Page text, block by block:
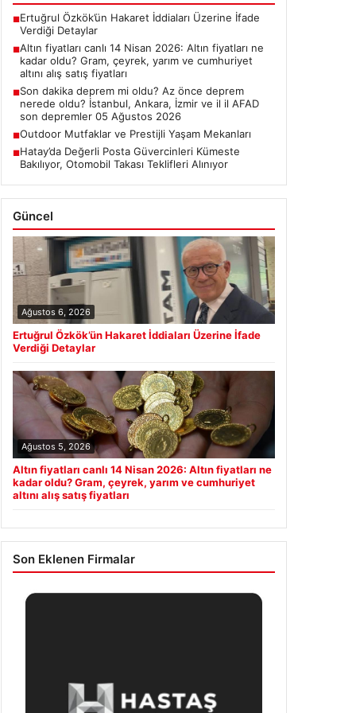
■Ertuğrul Özkök’ün Hakaret İddiaları Üzerine İfade
Verdiği Detaylar
■Altın fiyatları canlı 14 Nisan 2026: Altın fiyatları ne
kadar oldu? Gram, çeyrek, yarım ve cumhuriyet
altını alış satış fiyatları
■Son dakika deprem mi oldu? Az önce deprem
nerede oldu? İstanbul, Ankara, İzmir ve il il AFAD
son depremler 05 Ağustos 2026
■Outdoor Mutfaklar ve Prestijli Yaşam Mekanları
■Hatay’da Değerli Posta Güvercinleri Kümeste
Bakılıyor, Otomobil Takası Teklifleri Alınıyor
Güncel
Ağustos 6, 2026
Ertuğrul Özkök’ün Hakaret İddiaları Üzerine İfade
Verdiği Detaylar
Ağustos 5, 2026
Altın fiyatları canlı 14 Nisan 2026: Altın fiyatları ne
kadar oldu? Gram, çeyrek, yarım ve cumhuriyet
altını alış satış fiyatları
Son Eklenen Firmalar